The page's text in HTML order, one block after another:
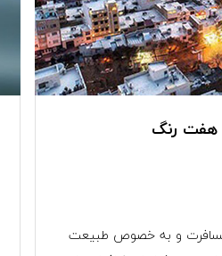
هفت رنگ
مسافرت و به خصوص طبیعت